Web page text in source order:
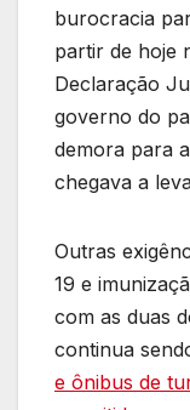
burocracia
partir de hoje
Declaração
governo do
demora para
chegava a
Outras
19 e
com as duas
continua
e ônibus de